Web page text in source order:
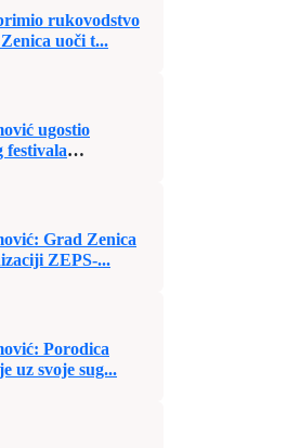
rukovodstvo
uoči t...
ugostio
festivala
Grad Zenica
ZEPS-...
Porodica
uz svoje sug...